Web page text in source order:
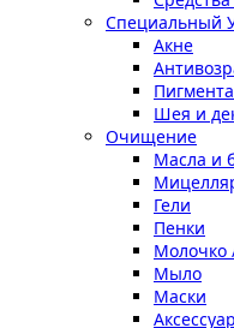
Специальный
Акне
Шея и
Очищение
Масла и
Гели
Пенки
Молочко
Мыло
Маски